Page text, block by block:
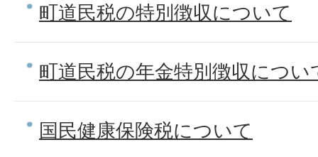
町道民税の特別徴収について
町道民税の年金特別徴収につい
国民健康保険税について